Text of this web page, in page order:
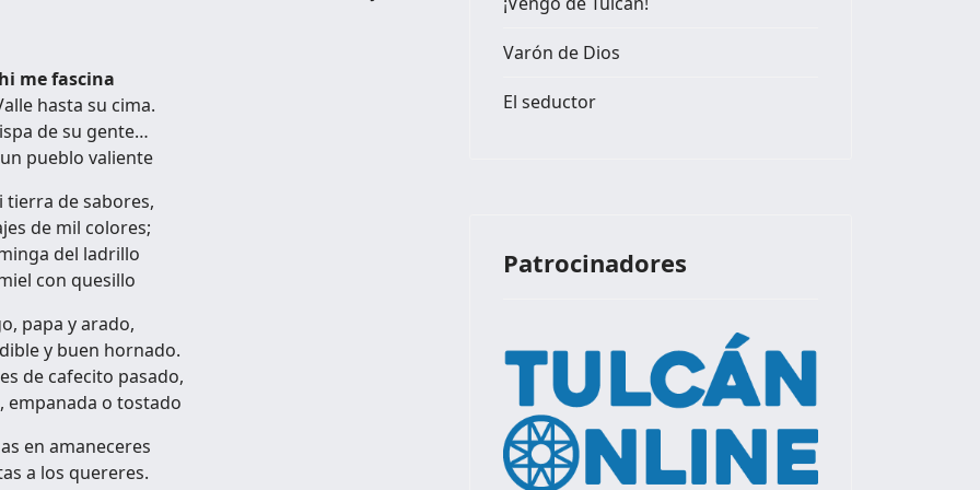
me fascina
hasta su cima.
de su gente…
pueblo valiente
tierra de sabores,
de mil colores;
del ladrillo
con quesillo
papa y arado,
y buen hornado.
de cafecito pasado,
empanada o tostado
en amaneceres
a los quereres.
Varón de Dios
El seductor
Patrocinadores